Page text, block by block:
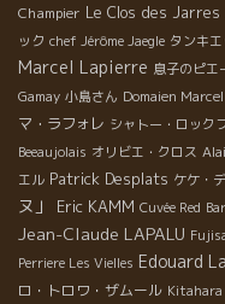
Champier Le Clos des Jarres
ック chef Jérôme Jaegle タンキ
Marcel Lapierre 息子のピエ
Gamay 小島さん Domaien
マ・ラフォレ シャトー・ロック
Beeaujolais オリビエ・クロス
エル Patrick Desplats ケケ・
ヌ」
Eric KAMM Cuvée Red
Jean-Claude LAPALU
Perriere Les Vielles Edouard
ロ・トロワ・ザムール Kitahara